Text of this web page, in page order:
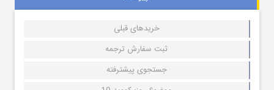
خریدهای قبلی
ثبت سفارش ترجمه
جستجوی پیشترفته